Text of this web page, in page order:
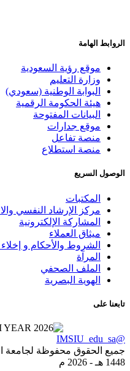
الهامة
موقع رؤية السعودية
وزارة التعليم
البوابة الوطنية (سعودي)
هيئة الحكومة الرقمية
البيانات المفتوحة
موقع جدارات
منصة تفاعل
منصة استطلاع
السريع
المكتبات
مركز الإرشاد النفسي
المشاركة الإلكترونية
ميثاق العملاء
الشروط والأحكام و إخلاء
المرآة
الملف الصحفي
الهوية البصرية
على
الحقوق محفوظة لجامعة
هـ -
2026 م